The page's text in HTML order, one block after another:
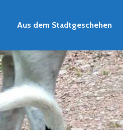
Aus dem Stadtgeschehen